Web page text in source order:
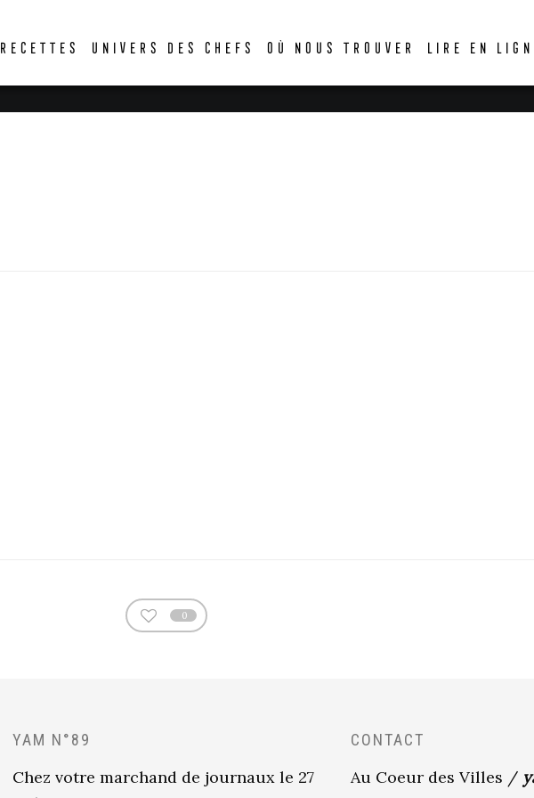
RECETTES UNIVERS DES CHEFS OÙ NOUS TROUVER LIRE EN
0
YAM N°89
Chez votre marchand de journaux le 27
CONTACT
Au Coeur des Villes /